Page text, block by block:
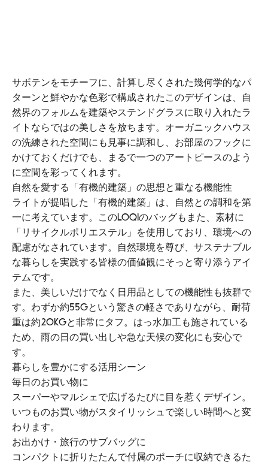
サボテンをモチーフに、計算し尽くされた幾何学的なパ
ターンと鮮やかな色彩で構成されたこのデザインは、自
然界のフォルムを建築やステンドグラスに取り入れたラ
イトならではの美しさを放ちます。オーガニックハウス
の洗練された空間にも見事に調和し、お部屋のフックに
かけておくだけでも、まるで一つのアートピースのよう
に空間を彩ってくれます。
自然を愛する「有機的建築」の思想と重なる機能性
ライトが提唱した「有機的建築」は、自然との調和を第
一に考えています。このLOQIのバッグもまた、素材に
「リサイクルポリエステル」を使用しており、環境への
配慮がなされています。自然環境を尊び、サステナブル
な暮らしを実践する皆様の価値観にそっと寄り添うアイ
テムです。
また、美しいだけでなく日用品としての機能性も抜群で
す。わずか約55gという驚きの軽さでありながら、耐荷
重は約20kgと非常にタフ。はっ水加工も施されている
ため、雨の日の買い出しや急な天候の変化にも安心で
す。
暮らしを豊かにする活用シーン
毎日のお買い物に
スーパーやマルシェで広げるたびに目を惹くデザイン。
いつものお買い物がスタイリッシュで楽しい時間へと変
わります。
お出かけ・旅行のサブバッグに
コンパクトに折りたたんで付属のポーチに収納できるた